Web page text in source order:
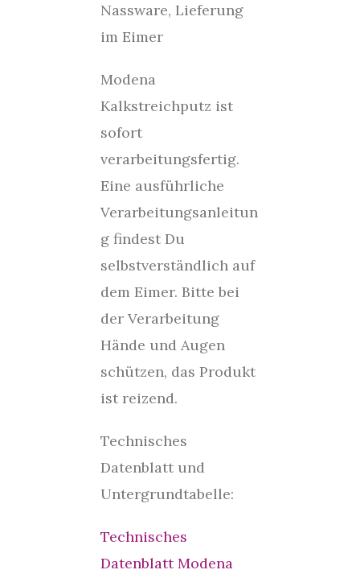
Nassware, Lieferung
im Eimer
Modena
Kalkstreichputz ist
sofort
verarbeitungsfertig.
Eine ausführliche
Verarbeitungsanleitun
g findest Du
selbstverständlich auf
dem Eimer. Bitte bei
der Verarbeitung
Hände und Augen
schützen, das Produkt
ist reizend.
Technisches
Datenblatt und
Untergrundtabelle:
Technisches
Datenblatt Modena